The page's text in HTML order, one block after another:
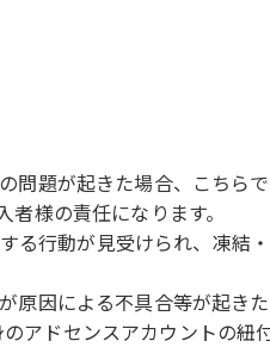
題が起きた場合、こちら
様の責任になります。
行動が見受けられ、凍結
因による不具合等が起き
アドセンスアカウントの紐